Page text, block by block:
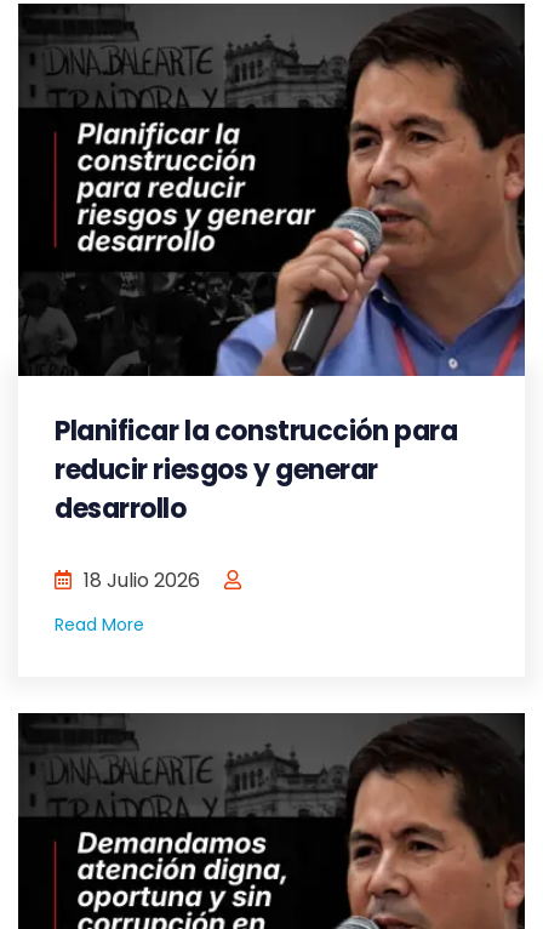
Planificar la construcción para
reducir riesgos y generar
desarrollo
18 Julio 2026
Read More